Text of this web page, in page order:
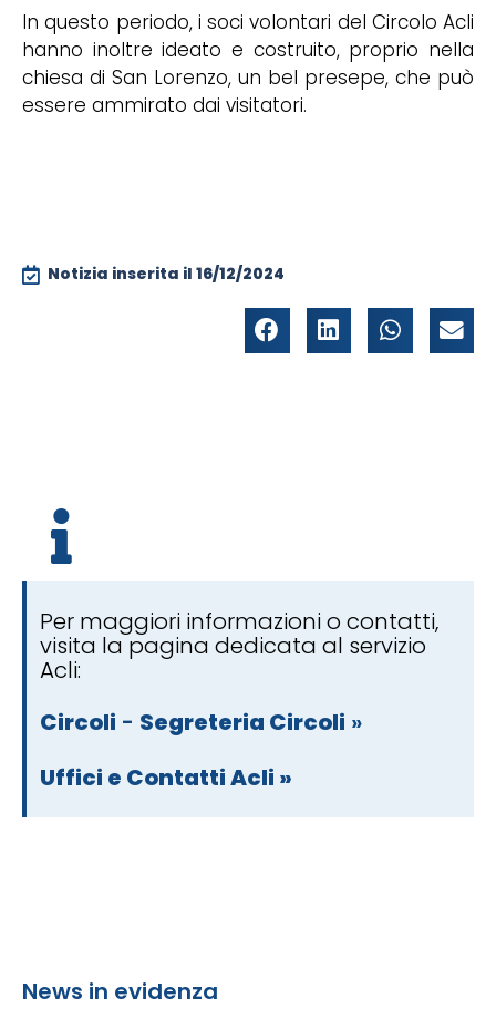
In questo periodo, i soci volontari del Circolo Acli
hanno inoltre ideato e costruito, proprio nella
chiesa di San Lorenzo, un bel presepe, che può
essere ammirato dai visitatori.
Notizia inserita il 16/12/2024
Per maggiori informazioni o contatti,
visita la pagina dedicata al servizio
Acli:
Circoli - Segreteria Circoli »
Uffici e Contatti Acli »
News in evidenza